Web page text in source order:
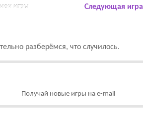
игры Следующая игра
разберёмся, что случилось.
Получай новые игры на e-mail